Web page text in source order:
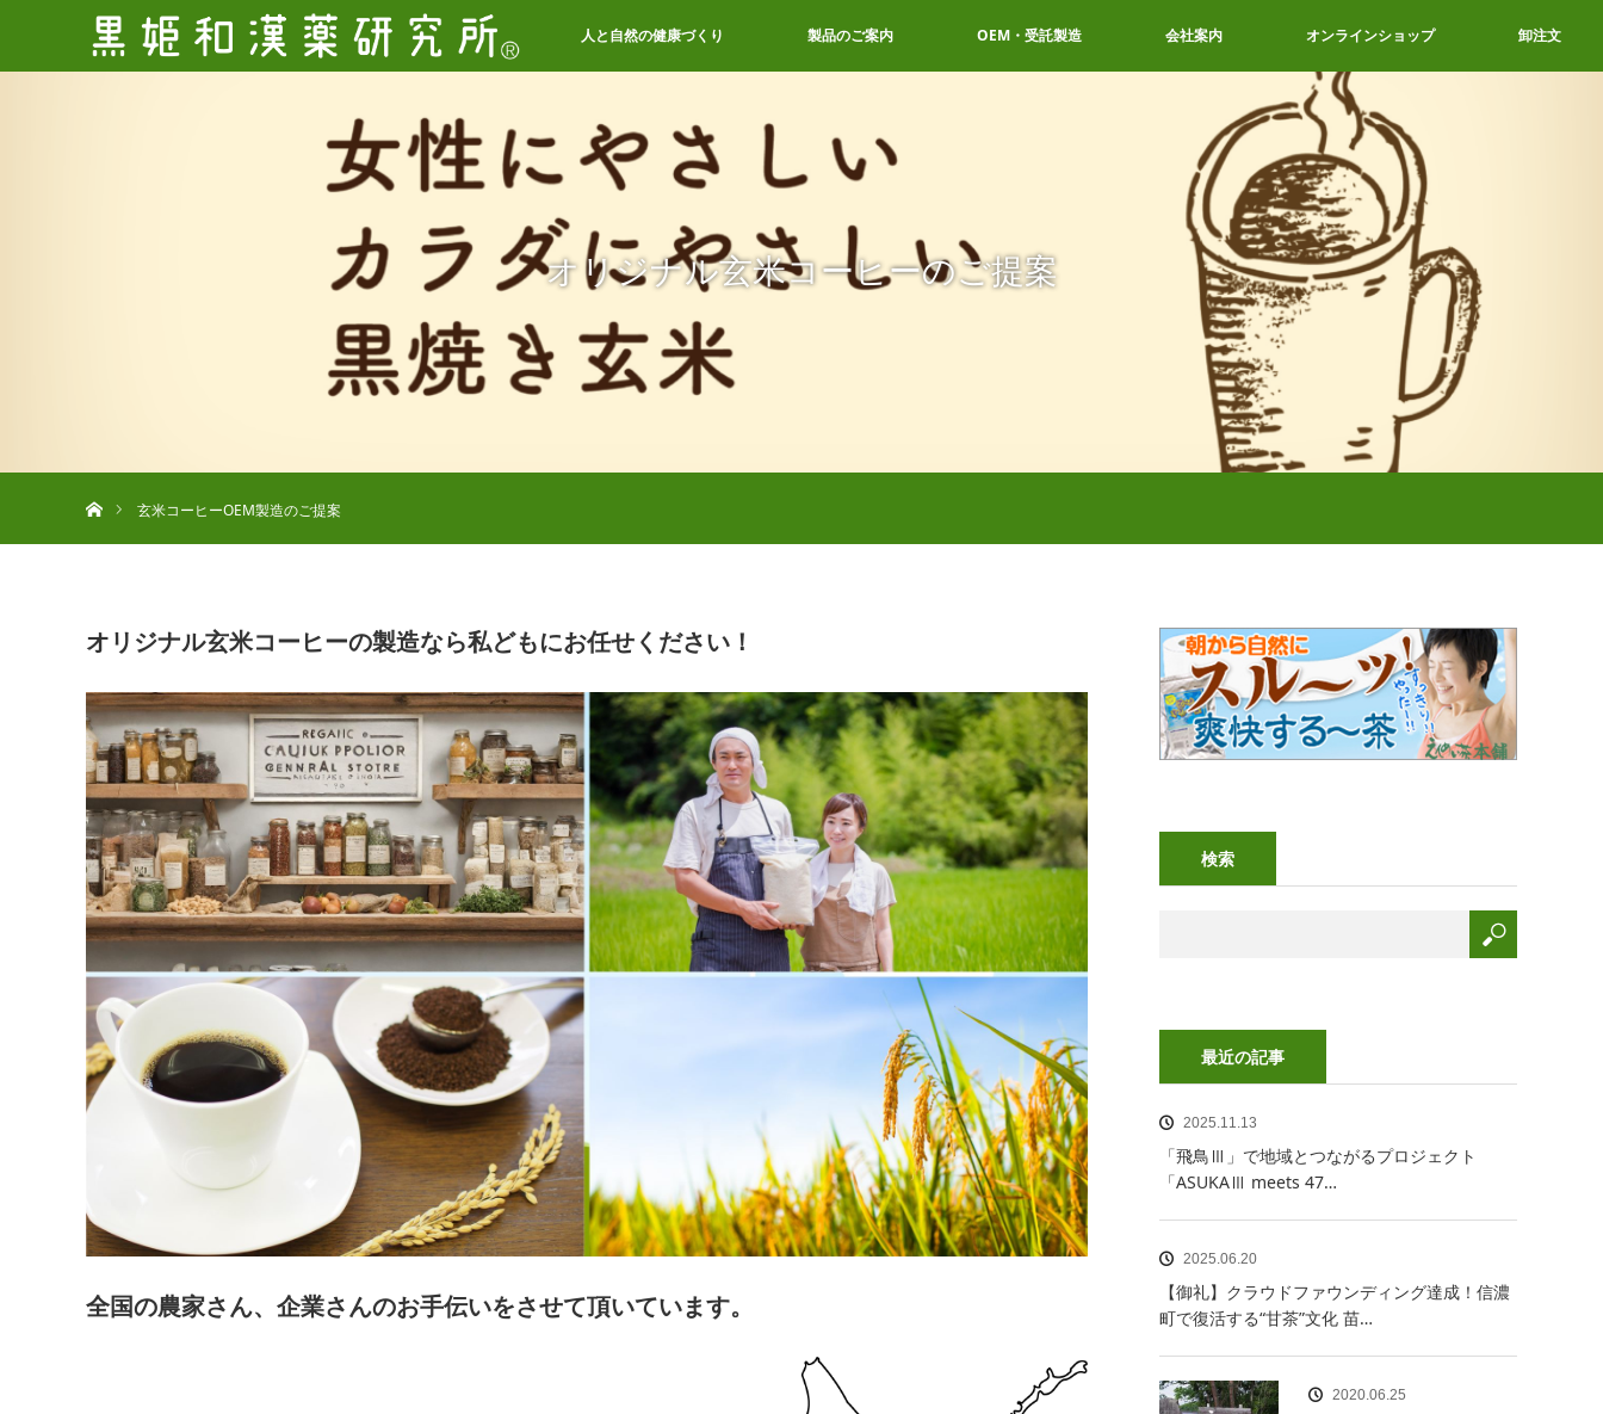
人と自然の健康づくり 製品のご案内 OEM・受託製造 会社案内 オンラインショップ 卸注文
オリジナル玄米コーヒーのご提案
玄米コーヒーOEM製造のご提案
オリジナル玄米コーヒーの製造なら私どもにお任せください！
全国の農家さん、企業さんのお手伝いをさせて頂いています。
検索
最近の記事
2025.11.13
「飛鳥Ⅲ」で地域とつながるプロジェクト
「ASUKAⅢ meets 47…
2025.06.20
【御礼】クラウドファウンディング達成！信濃
町で復活する“甘茶”文化 苗…
2020.06.25